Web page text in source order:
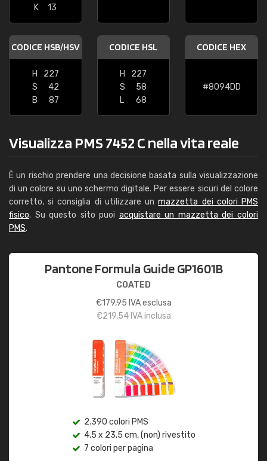
K
13
CODICE HSB/HSV
H
227
S
42
B
87
CODICE HSL
H
227
S
58
L
68
CODICE HEX
#8094DD
Visualizza PMS 7452 C nella vita reale
È un rischio prendere una decisione basata sulla visualizzazione
di un colore su uno schermo digitale. Per essere sicuri del colore
corretto, si consiglia di utilizzare unmazzetta dei colori PMS
fisico. Su questo sito puoi acquistare un mazzetta dei colori
PMS.
Pantone Formula Guide GP1601B
COATED
€179,95 IVA esclusa
€219,54IVA inclusa
2.390 colori PMS
4,5 x 23,5 cm, (non) rivestito
7 colori per pagina